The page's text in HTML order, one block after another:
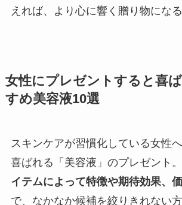
えれば、より心に響く贈り物になる
女性にプレゼントすると喜
すめ美容液10選
スキンケアが習慣化している女性
喜ばれる「美容液」のプレゼント。
イテムによって特徴や期待効果、
で、なかなか候補を絞りきれない